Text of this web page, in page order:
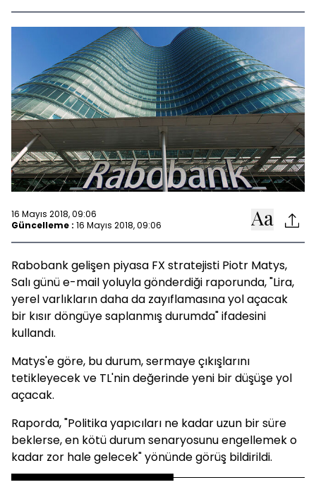
16 Mayıs 2018, 09:06
Güncelleme : 16 Mayıs 2018, 09:06
Rabobank gelişen piyasa FX stratejisti Piotr Matys,
Salı günü e-mail yoluyla gönderdiği raporunda, "Lira,
yerel varlıkların daha da zayıflamasına yol açacak
bir kısır döngüye saplanmış durumda" ifadesini
kullandı.
Matys'e göre, bu durum, sermaye çıkışlarını
tetikleyecek ve TL'nin değerinde yeni bir düşüşe yol
açacak.
Raporda, "Politika yapıcıları ne kadar uzun bir süre
beklerse, en kötü durum senaryosunu engellemek o
kadar zor hale gelecek" yönünde görüş bildirildi.